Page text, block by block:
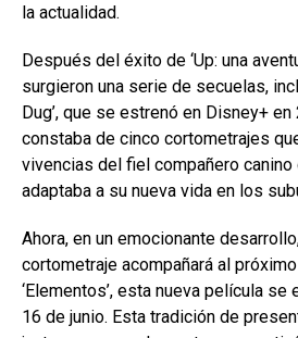
la actualidad.
Después del éxito de ‘Up: una
surgieron una serie de secuelas,
Dug’, que se estrenó en Disney+
constaba de cinco cortometrajes
vivencias del fiel compañero
adaptaba a su nueva vida en los
Ahora, en un emocionante
cortometraje acompañará al
‘Elementos’, esta nueva película
16 de junio. Esta tradición de